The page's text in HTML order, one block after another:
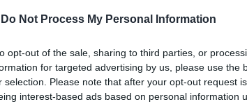
Do Not Process My Personal Information
opt-out of the sale, sharing to third parties, or
for targeted advertising by us, please use the
selection. Please note that after your opt-out request
interest-based ads based on personal information
so che gli renderete la vita